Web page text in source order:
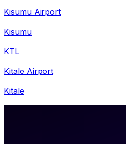
Kisumu Airport
Kisumu
KTL
Kitale Airport
Kitale